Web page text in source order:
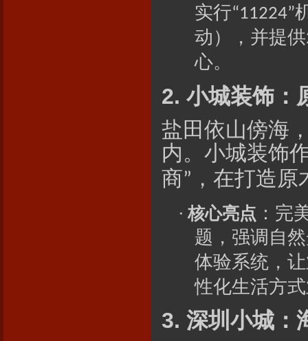
实行“11224”
动），并提供
心。
2. 小城装饰：
盐田依山傍海
内。 小城装饰
商” ，在打造
· 核心亮点 ：完
题，强调自
体验系统，
性化生活方
3. 深圳 小城